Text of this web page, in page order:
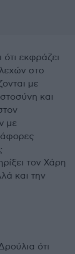
εκφράζει
στο
με
και
με
τον Χάρη
και την
ότι